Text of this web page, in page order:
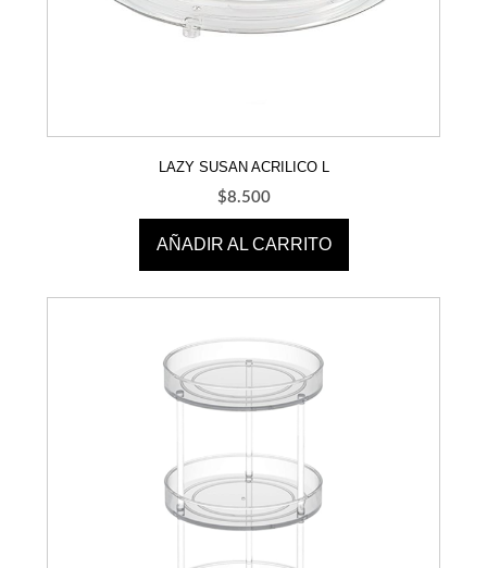
LAZY SUSAN ACRILICO L
$8.500
AÑADIR AL CARRITO